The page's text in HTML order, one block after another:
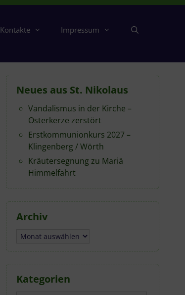
Kontakte Impressum
Neues aus St. Nikolaus
Vandalismus in der Kirche –
Osterkerze zerstört
Erstkommunionkurs 2027 –
Klingenberg / Wörth
Kräutersegnung zu Mariä
Himmelfahrt
Archiv
Archiv
Kategorien